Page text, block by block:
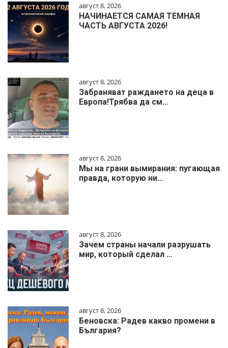
август 8, 2026
НАЧИНАЕТСЯ САМАЯ ТЕМНАЯ
ЧАСТЬ АВГУСТА 2026!
август 8, 2026
Забраняват раждането на деца в
Европа!Трябва да см…
август 8, 2026
Мы на грани вымирания: пугающая
правда, которую ни…
август 8, 2026
Зачем страны начали разрушать
мир, который сделал …
август 8, 2026
Беновска: Радев какво промени в
България?